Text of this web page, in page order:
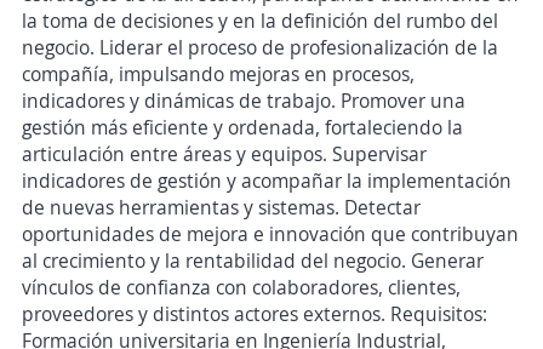
la toma de decisiones y en la definición del rumbo del
negocio. Liderar el proceso de profesionalización de la
compañía, impulsando mejoras en procesos,
indicadores y dinámicas de trabajo. Promover una
gestión más eficiente y ordenada, fortaleciendo la
articulación entre áreas y equipos. Supervisar
indicadores de gestión y acompañar la implementación
de nuevas herramientas y sistemas. Detectar
oportunidades de mejora e innovación que contribuyan
al crecimiento y la rentabilidad del negocio. Generar
vínculos de confianza con colaboradores, clientes,
proveedores y distintos actores externos. Requisitos:
Formación universitaria en Ingeniería Industrial,